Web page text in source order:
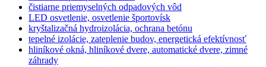
čistiarne priemyselných odpadových vôd
LED osvetlenie, osvetlenie športovísk
kryštalizačná hydroizolácia, ochrana betónu
tepelné izolácie, zateplenie budov, energetická efektívnosť
hliníkové okná, hliníkové dvere, automatické dvere, zimné
záhrady